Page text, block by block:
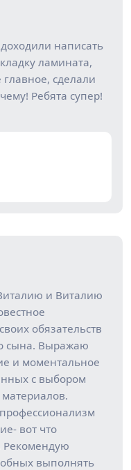
написать
ламината,
сделали
Ребята супер!
и Виталию
обязательств
сына. Выражаю
и моментальное
с выбором
вот что
Рекомендую
выполнять